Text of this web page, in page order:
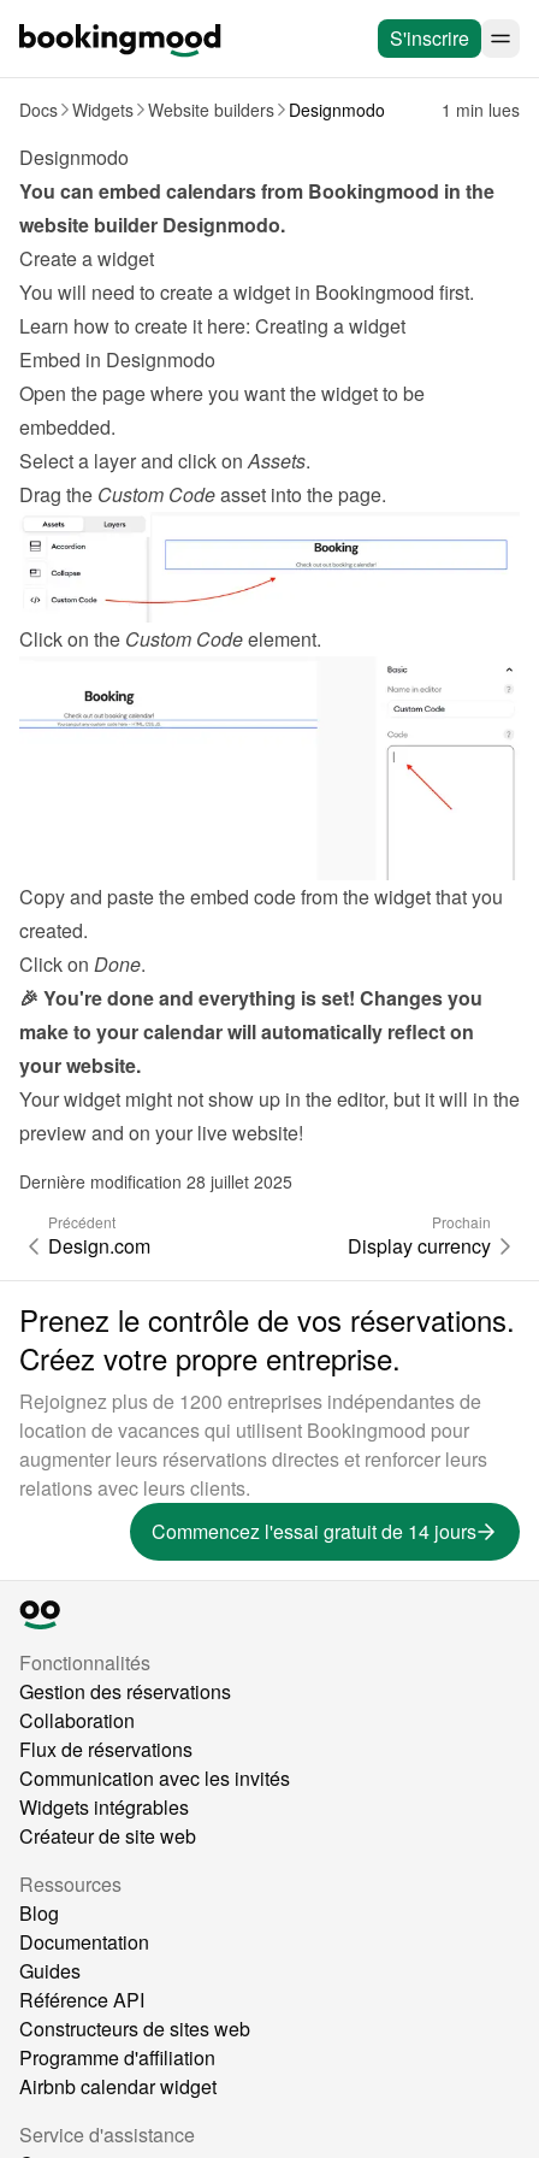
S'inscrire
Docs Widgets Website builders Designmodo 1 min lues
Designmodo
You can embed calendars from Bookingmood in the
website builder Designmodo.
Create a widget
You will need to create a widget in Bookingmood first.
Learn how to create it here: Creating a widget
Embed in Designmodo
Open the page where you want the widget to be
embedded.
Select a layer and click on Assets.
Drag the Custom Code asset into the page.
Click on the Custom Code element.
Copy and paste the embed code from the widget that you
created.
Click on Done.
🎉 You're done and everything is set! Changes you
make to your calendar will automatically reflect on
your website.
Your widget might not show up in the editor, but it will in the
preview and on your live website!
Dernière modification 28 juillet 2025
Précédent
Design.com
Prochain
Display currency
Prenez le contrôle de vos réservations.
Créez votre propre entreprise.
Rejoignez plus de 1200 entreprises indépendantes de
location de vacances qui utilisent Bookingmood pour
augmenter leurs réservations directes et renforcer leurs
relations avec leurs clients.
Commencez l'essai gratuit de 14 jours
Fonctionnalités
Gestion des réservations
Collaboration
Flux de réservations
Communication avec les invités
Widgets intégrables
Créateur de site web
Ressources
Blog
Documentation
Guides
Référence API
Constructeurs de sites web
Programme d'affiliation
Airbnb calendar widget
Service d'assistance